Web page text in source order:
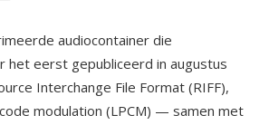
audiocontainer die
het eerst gepubliceerd in augustus
Interchange File Format (RIFF),
modulation (LPCM) — samen met